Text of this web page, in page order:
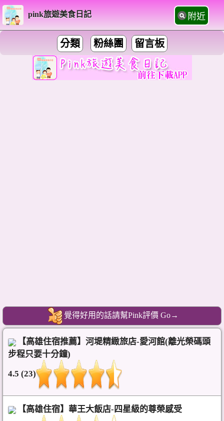
pink旅遊美食日記 附近
分類 粉絲團 留言板
覺得好用的話請幫Pink評價 Go→
【高雄住宿推薦】河堤精緻旅店-愛河館(離光榮碼頭
步程只要十分鐘)
4.5 (23)
【高雄住宿】華王大飯店-四星級的尊榮感受